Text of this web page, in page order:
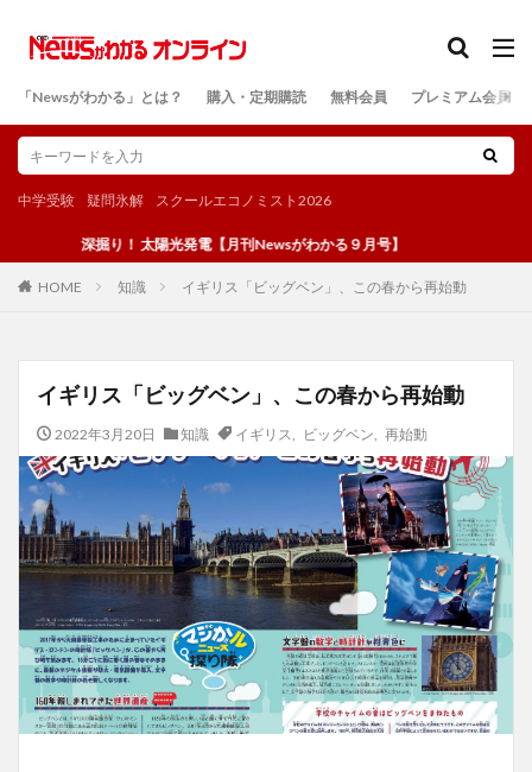
「Newsがわかる」とは？ 購入・定期購読 無料会員 プレミアム会員
中学受験 疑問氷解 スクールエコノミスト2026
深掘り！ 太陽光発電【月刊Newsがわかる９月号】
HOME 知識 イギリス「ビッグベン」、この春から再始動
イギリス「ビッグベン」、この春から再始動
2022年3月20日 知識 イギリス ビッグベン 再始動
検索